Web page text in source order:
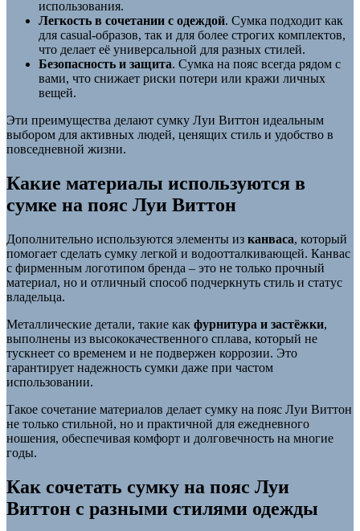
использования.
Легкость в сочетании с одеждой. Сумка подходит как
для casual-образов, так и для более строгих комплектов,
что делает её универсальной для разных стилей.
Безопасность и защита. Сумка на пояс всегда рядом с
вами, что снижает риски потери или кражи личных
вещей.
Эти преимущества делают сумку Луи Виттон идеальным
выбором для активных людей, ценящих стиль и удобство в
повседневной жизни.
Какие материалы используются в
сумке на пояс Луи Виттон
Дополнительно используются элементы из канваса, который
помогает сделать сумку легкой и водоотталкивающей. Канвас
с фирменным логотипом бренда – это не только прочный
материал, но и отличный способ подчеркнуть стиль и статус
владельца.
Металлические детали, такие как фурнитура и застёжки,
выполнены из высококачественного сплава, который не
тускнеет со временем и не подвержен коррозии. Это
гарантирует надежность сумки даже при частом
использовании.
Такое сочетание материалов делает сумку на пояс Луи Виттон
не только стильной, но и практичной для ежедневного
ношения, обеспечивая комфорт и долговечность на многие
годы.
Как сочетать сумку на пояс Луи
Виттон с разными стилями одежды